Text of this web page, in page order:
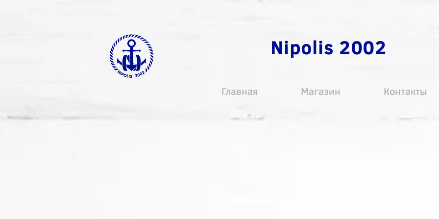
Nipolis 2002
Главная Магазин Контакты